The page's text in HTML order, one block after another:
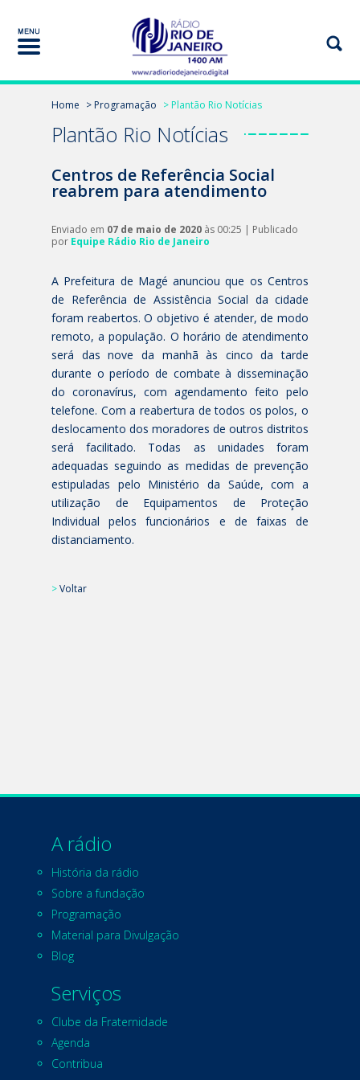
Home > Programação > Plantão Rio Notícias
Plantão Rio Notícias
Centros de Referência Social
reabrem para atendimento
Enviado em 07 de maio de 2020 às 00:25 | Publicado
por Equipe Rádio Rio de Janeiro
A Prefeitura de Magé anunciou que os Centros
de Referência de Assistência Social da cidade
foram reabertos. O objetivo é atender, de modo
remoto, a população. O horário de atendimento
será das nove da manhã às cinco da tarde
durante o período de combate à disseminação
do coronavírus, com agendamento feito pelo
telefone. Com a reabertura de todos os polos, o
deslocamento dos moradores de outros distritos
será facilitado. Todas as unidades foram
adequadas seguindo as medidas de prevenção
estipuladas pelo Ministério da Saúde, com a
utilização de Equipamentos de Proteção
Individual pelos funcionários e de faixas de
distanciamento.
>Voltar
A rádio
História da rádio
Sobre a fundação
Programação
Material para Divulgação
Blog
Serviços
Clube da Fraternidade
Agenda
Contribua